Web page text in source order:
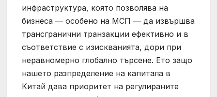
инфраструктура, която позволява на
бизнеса — особено на МСП — да извършва
трансгранични транзакции ефективно и в
съответствие с изискванията, дори при
неравномерно глобално търсене. Ето защо
нашето разпределение на капитала в
Китай дава приоритет на регулираните